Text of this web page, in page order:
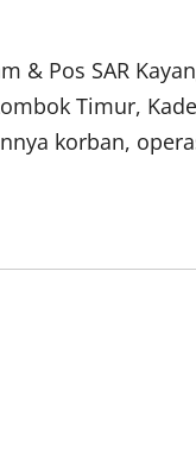
& Pos SAR
Timur,
korban,